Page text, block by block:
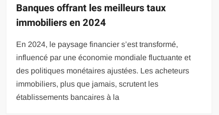
Banques offrant les meilleurs taux
immobiliers en 2024
En 2024, le paysage financier s’est transformé,
influencé par une économie mondiale fluctuante et
des politiques monétaires ajustées. Les acheteurs
immobiliers, plus que jamais, scrutent les
établissements bancaires à la